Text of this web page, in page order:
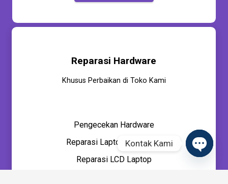
Reparasi Hardware
Khusus Perbaikan di Toko Kami
Pengecekan Hardware
Reparasi Laptop Mati Total
Reparasi LCD Laptop
Kontak Kami